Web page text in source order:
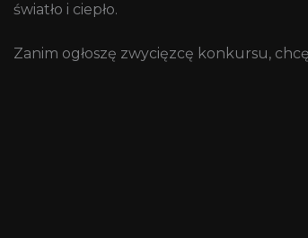
światło i ciepło.
Zanim ogłoszę zwycięzcę konkursu,